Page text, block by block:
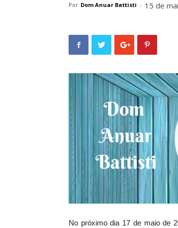
Por Dom Anuar Battisti - 15 de
No próximo dia 17 de maio de